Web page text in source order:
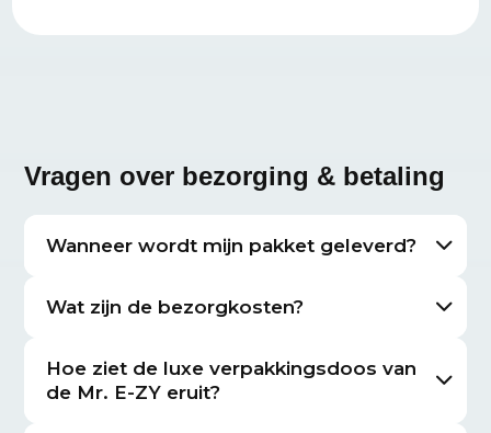
Vragen over bezorging & betaling
Wanneer wordt mijn pakket geleverd?
Wat zijn de bezorgkosten?
Hoe ziet de luxe verpakkingsdoos van
de Mr. E-ZY eruit?